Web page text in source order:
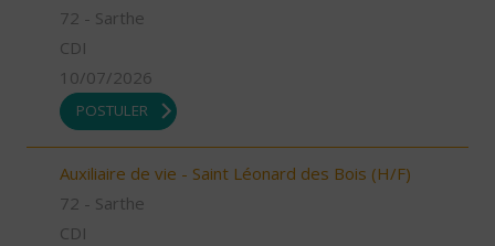
72 - Sarthe
CDI
10/07/2026
POSTULER
Auxiliaire de vie - Saint Léonard des Bois (H/F)
72 - Sarthe
CDI